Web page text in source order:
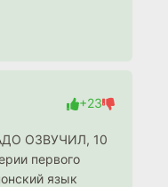
+23
ОЗВУЧИЛ, 10
первого
язык